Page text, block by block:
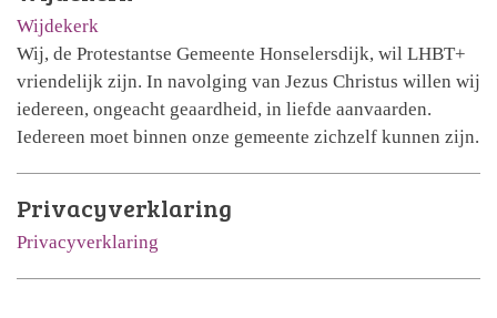
Wijdekerk
Wij, de Protestantse Gemeente Honselersdijk, wil LHBT+
vriendelijk zijn. In navolging van Jezus Christus willen wij
iedereen, ongeacht geaardheid, in liefde aanvaarden.
Iedereen moet binnen onze gemeente zichzelf kunnen zijn.
Privacyverklaring
Privacyverklaring